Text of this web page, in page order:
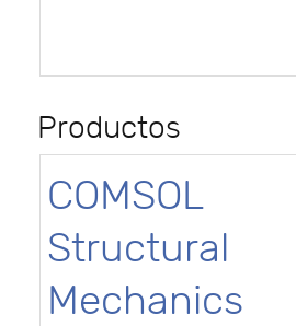
Productos
COMSOL
Structural
Mechanics